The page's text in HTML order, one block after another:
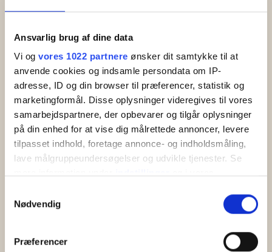
Ansvarlig brug af dine data
Vi og vores 1022 partnere ønsker dit samtykke til at
anvende cookies og indsamle persondata om IP-
adresse, ID og din browser til præferencer, statistik og
marketingformål. Disse oplysninger videregives til vores
samarbejdspartnere, der opbevarer og tilgår oplysninger
på din enhed for at vise dig målrettede annoncer, levere
tilpasset indhold, foretage annonce- og indholdsmåling,
lave målgruppeundersøgelser og udvikle tjenester. Se
tilbage eller ændre indstillinger fra vores
"Cookiedeklaration", eller ved at trykke på "Privacy
Nødvendig
Præferencer
Hjälp med bokning
Ta dig enkelt till Bornholm oavsett om du väljer att resa med
flyg, buss eller färja med egen bil. Vi har många års erfarenhet
av att hjälpa till med allt från hotellsemester med flyg till
pensionatssemestrar med buss till semesterlägenheter med
egen bil och färja. Vi ser till att du får en fantastisk semester,
Hur bokar jag min paketresa till Bornholm?